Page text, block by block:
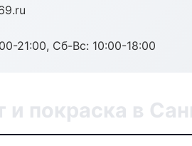
21:00, Сб-Вс: 10:00-18:00
и покраска в